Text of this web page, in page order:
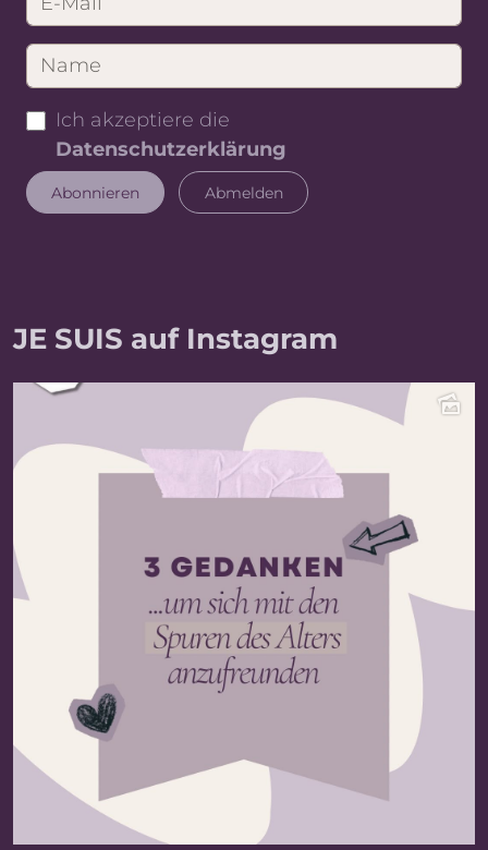
Ich akzeptiere die
Datenschutzerklärung
JE SUIS auf Instagram